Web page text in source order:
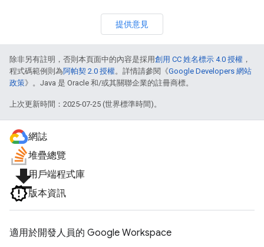
提供意見
除非另有註明，否則本頁面中的內容是採用創用 CC 姓名標示 4.0 授權 ，
程式碼範例則為阿帕契 2.0 授權。詳情請參閱《Google Developers 網站
政策》。Java 是 Oracle 和/或其關聯企業的註冊商標。
上次更新時間：2025-07-25 (世界標準時間)。
網誌
堆疊總覽
file_download用戶端程式庫
版本資訊
適用於開發人員的 Google Workspace